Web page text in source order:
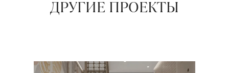
ДРУГИЕ ПРОЕКТЫ